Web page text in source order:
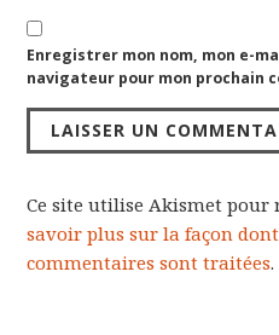
Enregistrer mon nom, mon e-
navigateur pour mon prochain
Ce site utilise Akismet
savoir plus sur la façon
commentaires sont traitées.